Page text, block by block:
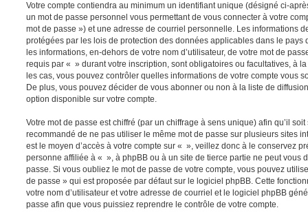
Votre compte contiendra au minimum un identifiant unique (désigné ci-
un mot de passe personnel vous permettant de vous connecter à votre
mot de passe ») et une adresse de courriel personnelle. Les informations
protégées par les lois de protection des données applicables dans le pays
les informations, en-dehors de votre nom d’utilisateur, de votre mot de
requis par « » durant votre inscription, sont obligatoires ou facultatives, à
les cas, vous pouvez contrôler quelles informations de votre compte vous
De plus, vous pouvez décider de vous abonner ou non à la liste de
option disponible sur votre compte.
Votre mot de passe est chiffré (par un chiffrage à sens unique) afin qu’il
recommandé de ne pas utiliser le même mot de passe sur plusieurs sites
est le moyen d’accès à votre compte sur « », veillez donc à le conservez
personne affiliée à « », à phpBB ou à un site de tierce partie ne peut vous
passe. Si vous oubliez le mot de passe de votre compte, vous pouvez
de passe » qui est proposée par défaut sur le logiciel phpBB. Cette
votre nom d’utilisateur et votre adresse de courriel et le logiciel phpBB
passe afin que vous puissiez reprendre le contrôle de votre compte.